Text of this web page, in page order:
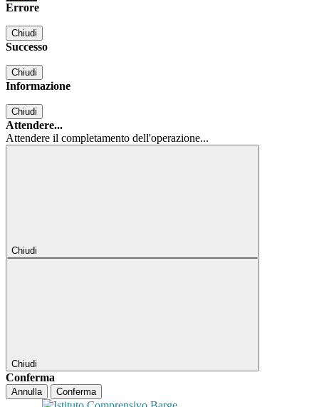
Errore
Chiudi
Successo
Chiudi
Informazione
Chiudi
Attendere...
Attendere il completamento dell'operazione...
Chiudi
Chiudi
Conferma
Annulla Conferma